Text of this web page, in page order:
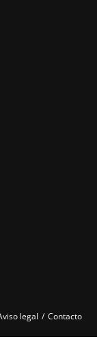
legal Contacto